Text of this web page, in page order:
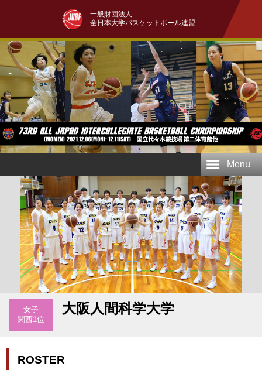
一般財団法人
全日本大学バスケットボール連盟
Menu
女子
関西1位
大阪人間科学大学
ROSTER